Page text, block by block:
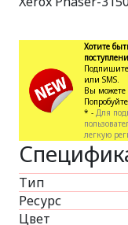
Хотите
или SMS.
Вы можете
* - Для
легкую
Тип
Ресурс
Цвет